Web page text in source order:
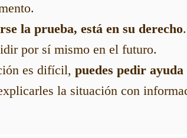
la prueba, está en su derecho
por sí mismo en el futuro.
es difícil, puedes pedir
la situación con